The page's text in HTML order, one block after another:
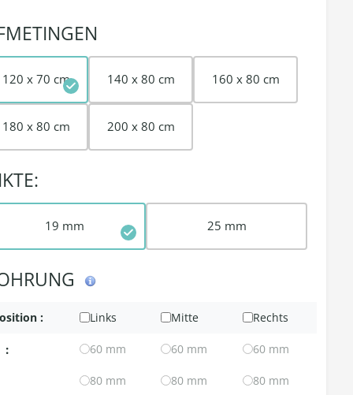
120 x 70 cm 140 x 80 cm 160 x 80 cm
180 x 80 cm 200 x 80 cm
19 mm 25 mm
: Links Mitte Rechts
60 mm 60 mm 60 mm
80 mm 80 mm 80 mm